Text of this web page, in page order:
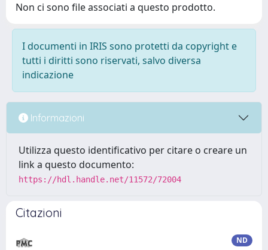
Non ci sono file associati a questo prodotto.
I documenti in IRIS sono protetti da copyright e
tutti i diritti sono riservati, salvo diversa
indicazione
Informazioni
Utilizza questo identificativo per citare o creare un
link a questo documento:
https://hdl.handle.net/11572/72004
Citazioni
ND